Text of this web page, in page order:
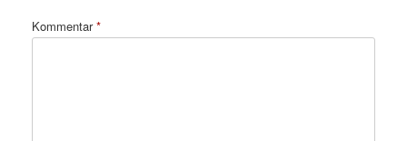
Kommentar*